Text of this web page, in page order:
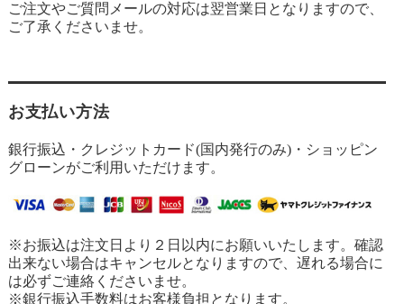
ご注文やご質問メールの対応は翌営業日となりますので、
ご了承くださいませ。
お支払い方法
銀行振込・クレジットカード(国内発行のみ)・ショッピン
グローンがご利用いただけます。
※お振込は注文日より２日以内にお願いいたします。確認
出来ない場合はキャンセルとなりますので、遅れる場合に
は必ずご連絡くださいませ。
※銀行振込手数料はお客様負担となります。